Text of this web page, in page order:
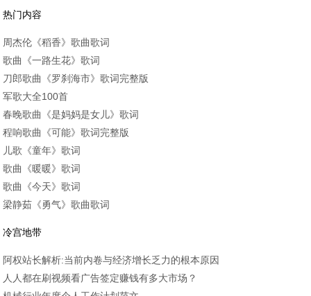
热门内容
周杰伦《稻香》歌曲歌词
歌曲《一路生花》歌词
刀郎歌曲《罗刹海市》歌词完整版
军歌大全100首
春晚歌曲《是妈妈是女儿》歌词
程响歌曲《可能》歌词完整版
儿歌《童年》歌词
歌曲《暖暖》歌词
歌曲《今天》歌词
梁静茹《勇气》歌曲歌词
冷宫地带
阿权站长解析:当前内卷与经济增长乏力的根本原因
人人都在刷视频看广告签定赚钱有多大市场？